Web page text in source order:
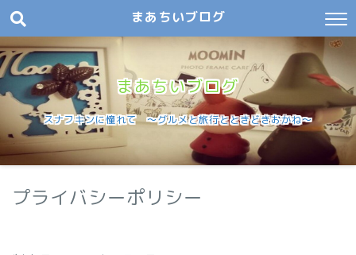
まあちいブログ
まあちいブログ
スナフキンに憧れて 〜グルメと旅行とときどきおかね〜
プライバシーポリシー